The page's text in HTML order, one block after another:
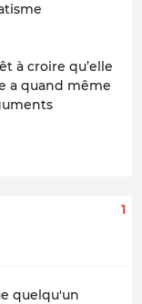
à croire qu’elle
a quand même
1
quelqu'un